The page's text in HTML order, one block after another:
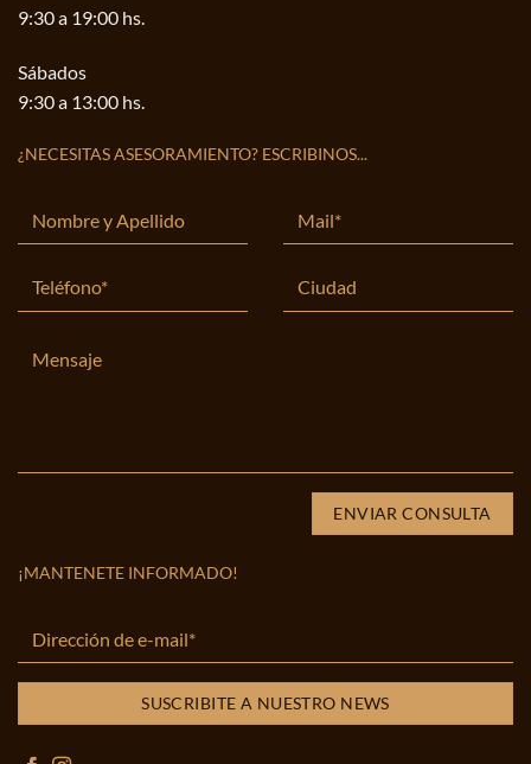
9:30 a 19:00 hs.
Sábados
9:30 a 13:00 hs.
¿NECESITAS ASESORAMIENTO? ESCRIBINOS...
¡MANTENETE INFORMADO!